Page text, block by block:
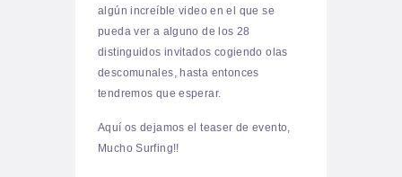
algún increíble video en el que se
pueda ver a alguno de los 28
distinguidos invitados cogiendo olas
descomunales, hasta entonces
tendremos que esperar.
Aquí os dejamos el teaser de evento,
Mucho Surfing!!